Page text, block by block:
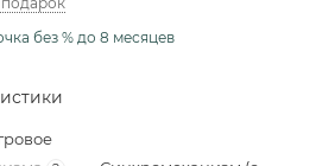
без % до 8 месяцев